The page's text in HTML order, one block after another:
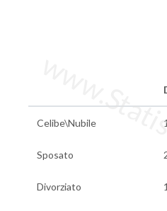
Celibe\Nubile
Sposato
Divorziato